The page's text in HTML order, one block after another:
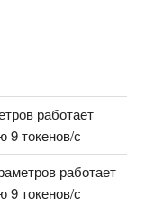
работает
9 токенов/с
работает
9 токенов/с